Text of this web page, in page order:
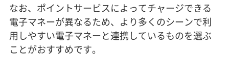
なお、ポイントサービスによってチャージできる
電子マネーが異なるため、より多くのシーンで利
用しやすい電子マネーと連携しているものを選ぶ
ことがおすすめです。